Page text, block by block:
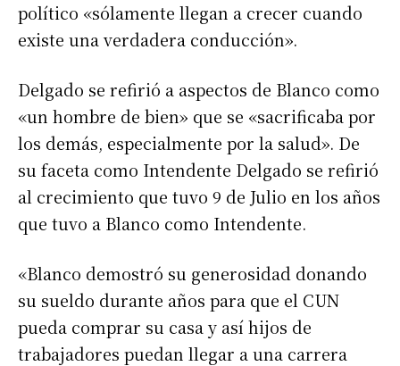
político «sólamente llegan a crecer cuando
existe una verdadera conducción».
Delgado se refirió a aspectos de Blanco como
«un hombre de bien» que se «sacrificaba por
los demás, especialmente por la salud». De
su faceta como Intendente Delgado se refirió
al crecimiento que tuvo 9 de Julio en los años
que tuvo a Blanco como Intendente.
«Blanco demostró su generosidad donando
su sueldo durante años para que el CUN
pueda comprar su casa y así hijos de
trabajadores puedan llegar a una carrera